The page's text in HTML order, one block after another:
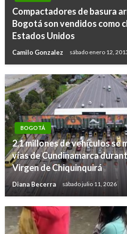
Compactadores de basura
Bogotá son vendidos como
Estados Unidos
Camilo Gonzalez sábado enero 12,
BOGOTÁ
2,1 millones de vehículos se
vías de Cundinamarca
Virgen de Chiquinquirá
Diana Becerra sábado julio 11, 2026